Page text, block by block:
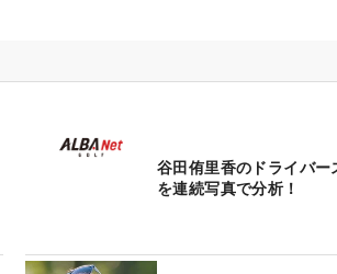
谷田侑里香のドライバー
を連続写真で分析！